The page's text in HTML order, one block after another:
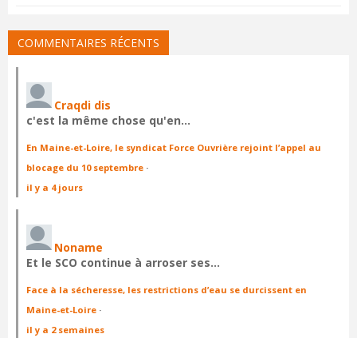
COMMENTAIRES RÉCENTS
Craqdi dis
c'est la même chose qu'en…
En Maine-et-Loire, le syndicat Force Ouvrière rejoint l’appel au
blocage du 10 septembre ·
il y a 4 jours
Noname
Et le SCO continue à arroser ses…
Face à la sécheresse, les restrictions d’eau se durcissent en
Maine-et-Loire ·
il y a 2 semaines